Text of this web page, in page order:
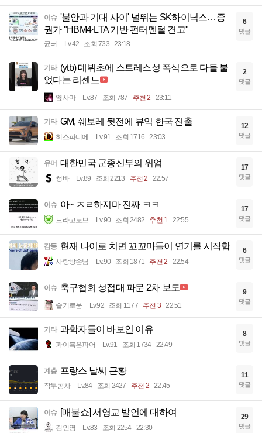
이슈 '불안과 기대 사이' 널뛰는 SK하이닉스…증
권가 "HBM4·LTA 기반 펀터멘털 견고"
균터 Lv.42 조회 733 23:18
6
댓글
기타 (ytb) 데뷔초에 스트레스성 폭식으로 다들 불
었다는 리센느
옆사마 Lv.87 조회 787 추천 2 23:11
2
댓글
기타 GM, 쉐보레 뒷전에 뷰익 한국 진출
히스파니에 Lv.91 조회 1716 23:03
12
댓글
유머 대한민국 군종신부의 위엄
썽바 Lv.89 조회 2213 추천 2 22:57
17
댓글
이슈 아~ ㅈㄹ하지마 진짜 ㅋㅋ
드라고노브 Lv.90 조회 2482 추천 1 22:55
17
댓글
감동 현재 나이로 치면 꼬꼬마들이 연기를 시작함
사랑방손님 Lv.90 조회 1871 추천 2 22:54
6
댓글
이슈 축구협회 성접대 파문 2차 보도
슬기로움 Lv.92 조회 1177 추천 3 22:51
9
댓글
기타 과학자들이 바보인 이유
파이혹은파어 Lv.91 조회 1734 22:49
8
댓글
계층 프랑스 날씨 근황
작두콩차 Lv.84 조회 2427 추천 2 22:45
11
댓글
이슈 [매불쇼] 서영교 발언에 대하여
김인영 Lv.83 조회 2254 22:30
29
댓글